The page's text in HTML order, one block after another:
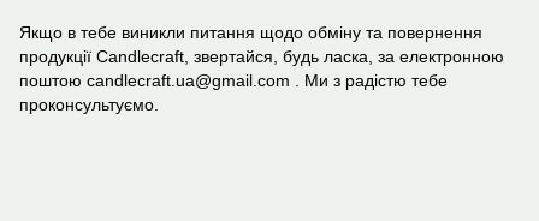
Якщо в тебе виникли питання щодо обміну та повернення
продукції Candlecraft, звертайся, будь ласка, за електронною
поштою candlecraft.ua@gmail.com . Ми з радістю тебе
проконсультуємо.